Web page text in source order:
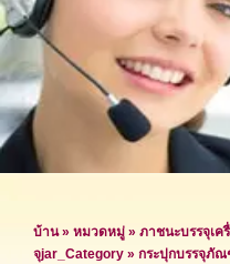
บ้าน» หมวดหมู่ » ภาชนะบรรจุเค
จุjar_Category » กระปุกบรรจุภัณ